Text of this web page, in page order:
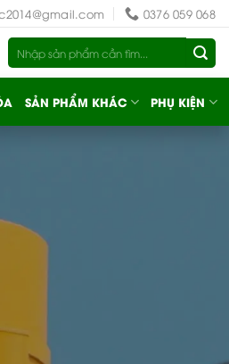
0376 059 068
Tìm
kiếm:
SẢN PHẨM KHÁC PHỤ KIỆN